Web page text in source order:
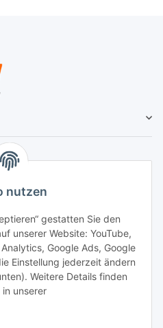
nutzen
gestatten Sie den
unserer Website: YouTube,
Google Ads, Google
Einstellung jederzeit ändern
Weitere Details finden
in unserer